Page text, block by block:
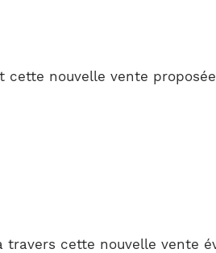
cette nouvelle vente
travers cette nouvelle vente